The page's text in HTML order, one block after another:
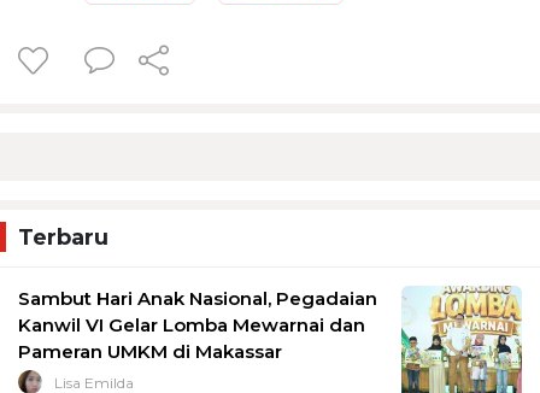
Terbaru
Sambut Hari Anak Nasional, Pegadaian
Kanwil VI Gelar Lomba Mewarnai dan
Pameran UMKM di Makassar
Lisa Emilda